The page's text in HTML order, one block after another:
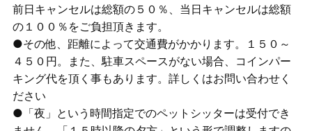
前日キャンセルは総額の５０％、当日キャンセルは総額
の１００％をご負担頂きます。
●その他、距離によって交通費がかかります。１５０～
４５０円。また、駐車スペースがない場合、コインパー
キング代を頂く事もあります。詳しくはお問い合わせく
ださい
●「夜」という時間指定でのペットシッターは受付でき